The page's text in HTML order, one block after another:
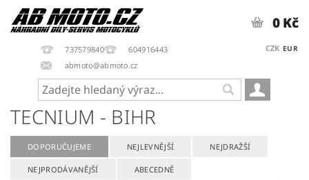
737579840
604916443
abmoto@abmoto.cz
CZK EUR
0 Kč
TECNIUM - BIHR
DOPORUČUJEME NEJLEVNĚJŠÍ NEJDRAŽŠÍ
NEJPRODÁVANĚJŠÍ ABECEDNĚ